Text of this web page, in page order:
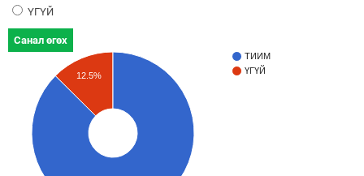
ҮГҮЙ
Санал өгөх
ТИЙМ
ҮГҮЙ
12.5%